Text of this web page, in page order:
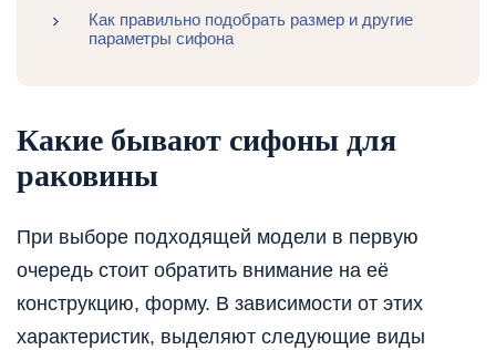
Как правильно подобрать размер и другие
параметры сифона
Какие бывают сифоны для
раковины
При выборе подходящей модели в первую
очередь стоит обратить внимание на её
конструкцию, форму. В зависимости от этих
характеристик, выделяют следующие виды